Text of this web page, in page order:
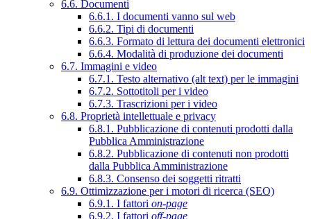
6.6. Documenti
6.6.1. I documenti vanno sul web
6.6.2. Tipi di documenti
6.6.3. Formato di lettura dei documenti elettronici
6.6.4. Modalità di produzione dei documenti
6.7. Immagini e video
6.7.1. Testo alternativo (alt text) per le immagini
6.7.2. Sottotitoli per i video
6.7.3. Trascrizioni per i video
6.8. Proprietà intellettuale e privacy
6.8.1. Pubblicazione di contenuti prodotti dalla
Pubblica Amministrazione
6.8.2. Pubblicazione di contenuti non prodotti
dalla Pubblica Amministrazione
6.8.3. Consenso dei soggetti ritratti
6.9. Ottimizzazione per i motori di ricerca (SEO)
6.9.1. I fattori on-page
6.9.2. I fattori off-page